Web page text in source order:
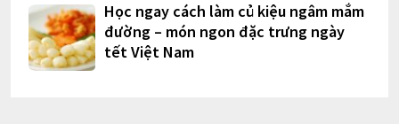
Học ngay cách làm củ kiệu ngâm mắm
đường – món ngon đặc trưng ngày
tết Việt Nam